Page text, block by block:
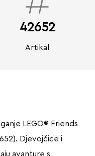
42652
Artikal
LEGO® Friends
Djevojčice i
avanture s